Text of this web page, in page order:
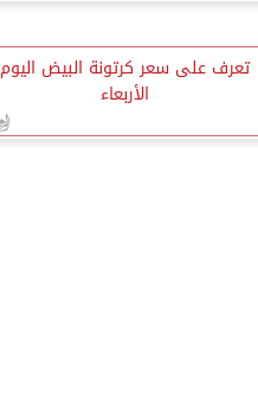
تعرف على سعر كرتونة البيض اليوم
الأربعاء